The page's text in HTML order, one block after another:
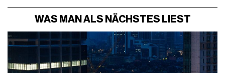
WAS MAN ALS NÄCHSTES LIEST